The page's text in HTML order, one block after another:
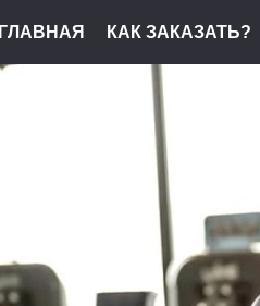
ГЛАВНАЯ КАК ЗАКАЗАТЬ?